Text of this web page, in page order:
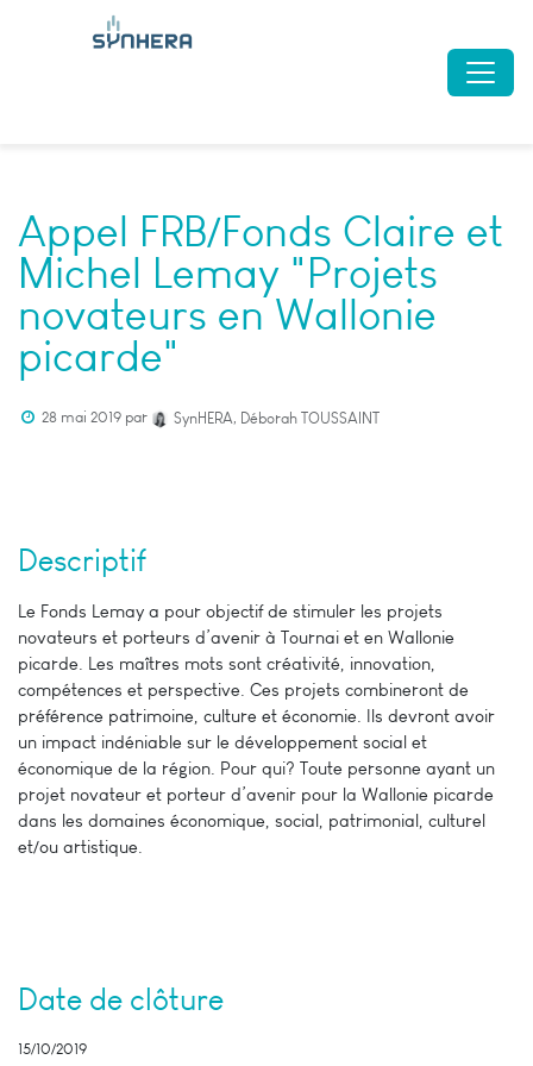
Appel FRB/Fonds Claire et
Michel Lemay "Projets
novateurs en Wallonie
picarde"
28 mai 2019 par SynHERA, Déborah TOUSSAINT
Descriptif
Le Fonds Lemay a pour objectif de stimuler les projets
novateurs et porteurs d’avenir à Tournai et en Wallonie
picarde. Les maîtres mots sont créativité, innovation,
compétences et perspective. Ces projets combineront de
préférence patrimoine, culture et économie. Ils devront avoir
un impact indéniable sur le développement social et
économique de la région. Pour qui? Toute personne ayant un
projet novateur et porteur d’avenir pour la Wallonie picarde
dans les domaines économique, social, patrimonial, culturel
et/ou artistique.
Date de clôture
15/10/2019